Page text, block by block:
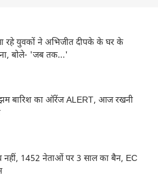
रहे युवकों ने अभिजीत दीपके के घर के
बोले- 'जब तक...'
बारिश का ऑरेंज ALERT, आज रखनी
नहीं, 1452 नेताओं पर 3 साल का बैन, EC